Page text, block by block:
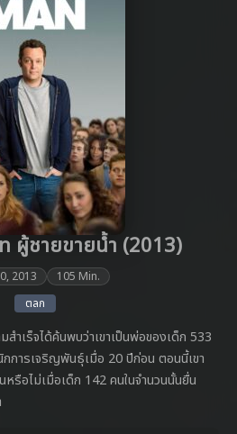
ผู้ชายขายน้ำ (2013)
2013
105 Min.
ตลก
ำเร็จได้ค้นพบว่าเขาเป็นพ่อของเด็ก 533
กการเจริญพันธุ์เมื่อ 20 ปีก่อน ตอนนี้เขา
รือไม่เมื่อเด็ก 142 คนในจำนวนนั้นยื่น